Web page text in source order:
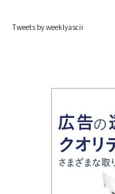
Tweets by weeklyascii